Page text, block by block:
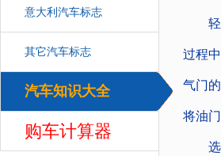
意大利汽车标志
其它汽车标志
汽车知识大全
购车计算器
轻踩
过程
气门
将油
选择